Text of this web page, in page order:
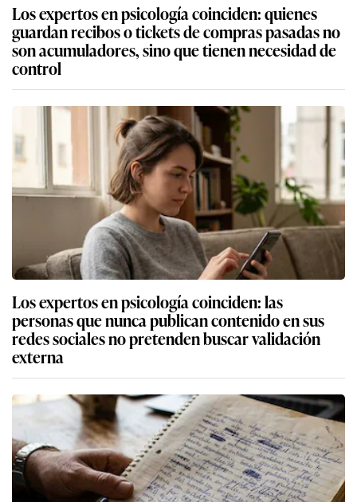
Los expertos en psicología coinciden: quienes
guardan recibos o tickets de compras pasadas no
son acumuladores, sino que tienen necesidad de
control
Los expertos en psicología coinciden: las
personas que nunca publican contenido en sus
redes sociales no pretenden buscar validación
externa